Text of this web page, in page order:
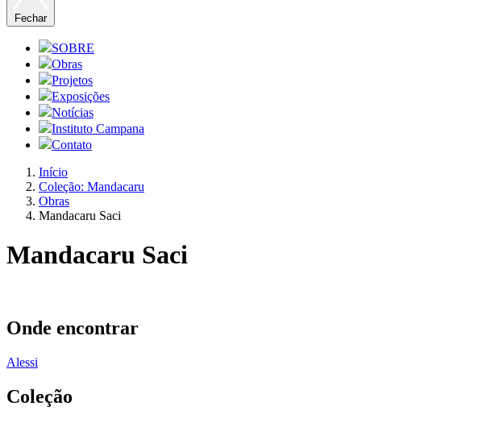
Fechar
SOBRE
Obras
Projetos
Exposições
Notícias
Instituto Campana
Contato
Início
Coleção: Mandacaru
Obras
Mandacaru Saci
Mandacaru Saci
Onde encontrar
Alessi
Coleção